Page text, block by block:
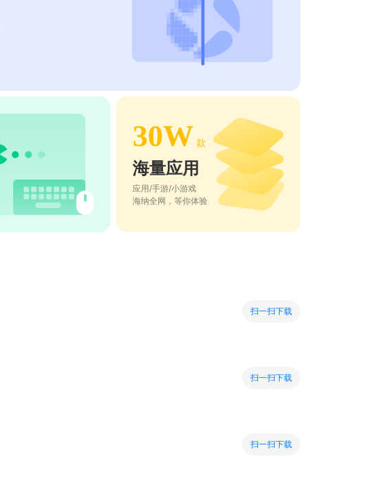
30W 款
海量应用
应用/手游/小游戏
海纳全网，等你体验
扫一扫下载
扫一扫下载
扫一扫下载